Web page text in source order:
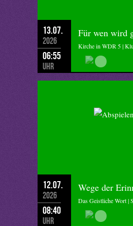
13.07.
2026
06:55
Uhr
Für wen wird
Kirche in WDR 5 |
12.07.
2026
08:40
Uhr
Wege der
Das Geistliche Wort |